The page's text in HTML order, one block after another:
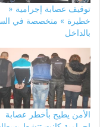
توقيف عصابة إجرامية «
خطيرة » متخصصة في
بالداخل
الأمن يطيح بأخطر عصابة